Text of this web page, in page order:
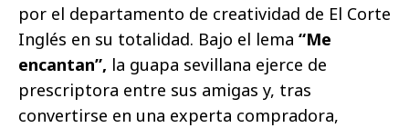
por el departamento de creatividad de El Corte
Inglés en su totalidad. Bajo el lema “Me
encantan”, la guapa sevillana ejerce de
prescriptora entre sus amigas y, tras
convertirse en una experta compradora,